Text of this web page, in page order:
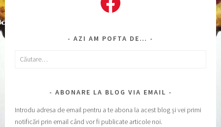
AZI AM POFTA DE…
Caută
ABONARE LA BLOG VIA EMAIL
Introdu adresa de email pentru a te abona la acest blog și vei primi
notificări prin email când vor fi publicate articole noi.